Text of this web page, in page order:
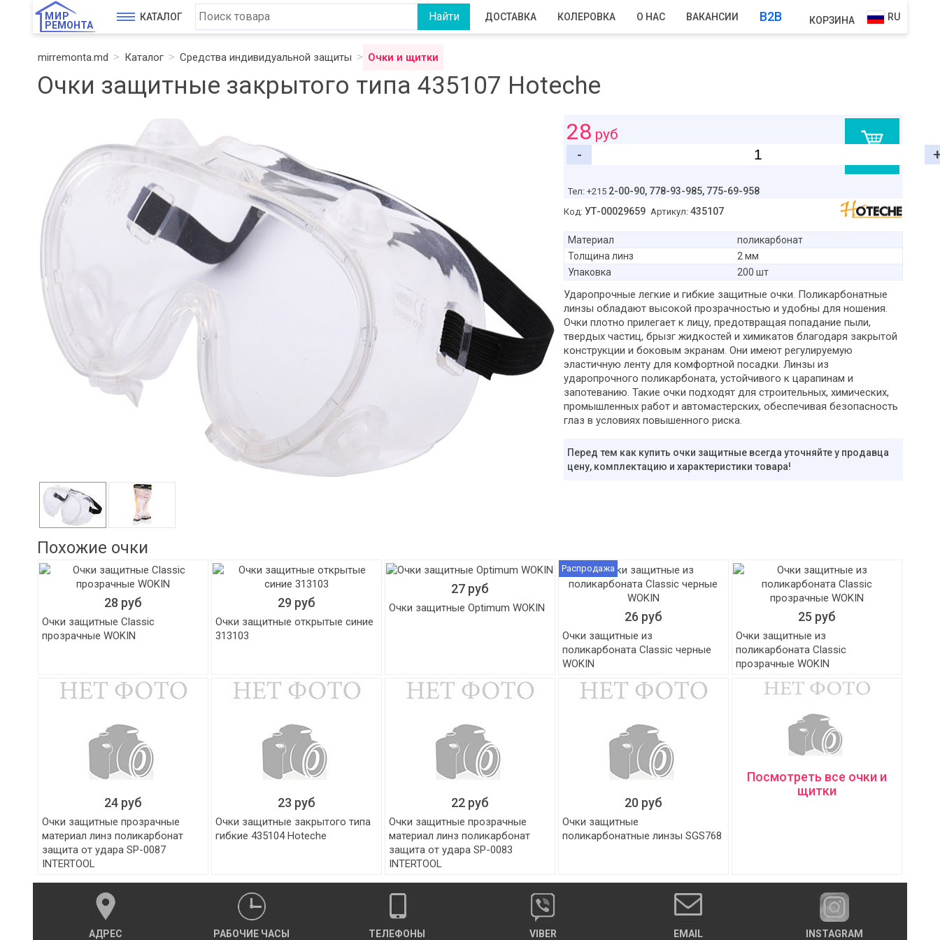
МИР
РЕМОНТА
КАТАЛОГ ДОСТАВКА КОЛЕРОВКА О НАС ВАКАНСИИ B2B КОРЗИНА RU
mirremonta.md Каталог Средства индивидуальной защиты Очки и щитки
Очки защитные закрытого типа 435107 Hoteche
28 руб
-
Тел: +215 2-00-90, 778-93-985, 775-69-958
Код: УТ-00029659 Артикул: 435107
Материал
поликарбонат
Толщина линз
2 мм
Упаковка
200 шт
Ударопрочные легкие и гибкие защитные очки. Поликарбонатные
линзы обладают высокой прозрачностью и удобны для ношения.
Очки плотно прилегает к лицу, предотвращая попадание пыли,
твердых частиц, брызг жидкостей и химикатов благодаря закрытой
конструкции и боковым экранам. Они имеют регулируемую
эластичную ленту для комфортной посадки. Линзы из
ударопрочного поликарбоната, устойчивого к царапинам и
запотеванию. Такие очки подходят для строительных, химических,
промышленных работ и автомастерских, обеспечивая безопасность
глаз в условиях повышенного риска.
Перед тем как купить очки защитные всегда уточняйте у продавца
цену, комплектацию и характеристики товара!
Похожие очки
28 руб
Очки защитные Classic
прозрачные WOKIN
29 руб
Очки защитные открытые синие
313103
27 руб
Очки защитные Optimum WOKIN
Распродажа
26 руб
Очки защитные из
поликарбоната Classic черные
WOKIN
25 руб
Очки защитные из
поликарбоната Classic
прозрачные WOKIN
24 руб
Очки защитные прозрачные
материал линз поликарбонат
защита от удара SP-0087
INTERTOOL
23 руб
Очки защитные закрытого типа
гибкие 435104 Hoteche
22 руб
Очки защитные прозрачные
материал линз поликарбонат
защита от удара SP-0083
INTERTOOL
20 руб
Очки защитные
поликарбонатные линзы SGS768
Посмотреть все очки и
щитки
АДРЕС РАБОЧИЕ ЧАСЫ ТЕЛЕФОНЫ VIBER EMAIL INSTAGRAM